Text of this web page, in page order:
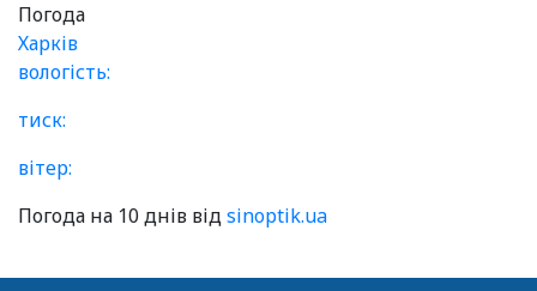
Погода
Харків
вологість:
тиск:
вітер:
Погода на 10 днів відsinoptik.ua